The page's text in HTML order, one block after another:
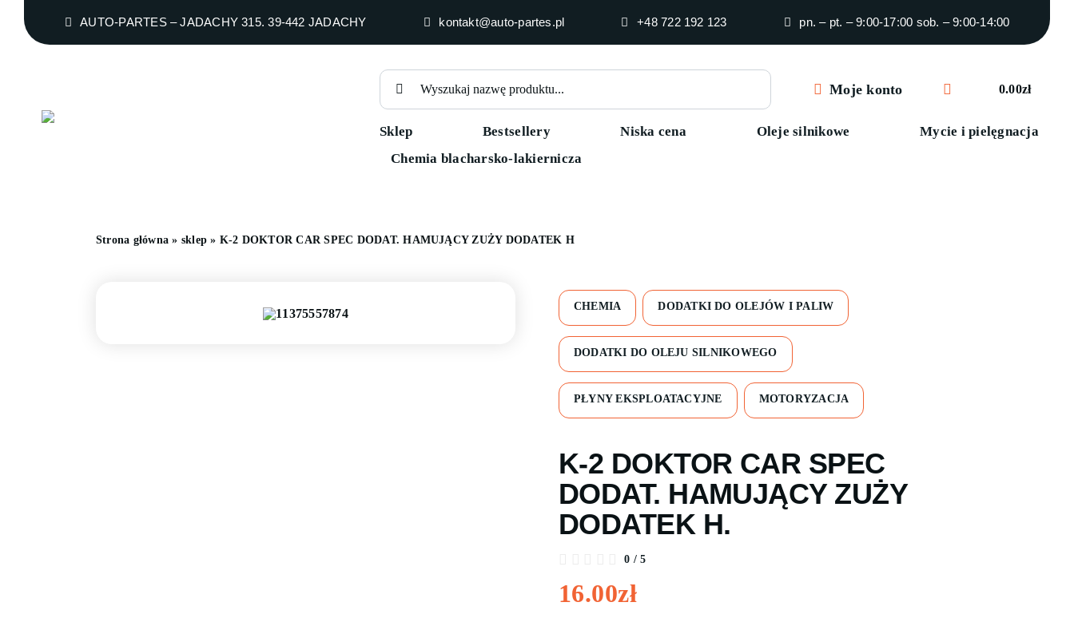
AUTO-PARTES – JADACHY 315. 39-442 JADACHY kontakt@auto-partes.pl +48 722 192 123 pn. – pt. – 9:00-17:00 sob. – 9:00-14:00
Szukaj
Moje konto 0.00zł
Sklep Bestsellery Niska cena Oleje silnikowe
Mycie i pielęgnacja
Chemia blacharsko-lakiernicza
Strona główna » sklep » K-2 DOKTOR CAR SPEC DODAT. HAMUJĄCY ZUŻY DODATEK H
CHEMIA DODATKI DO OLEJÓW I PALIW
DODATKI DO OLEJU SILNIKOWEGO
PŁYNY EKSPLOATACYJNE MOTORYZACJA
K-2 DOKTOR CAR SPEC
DODAT. HAMUJĄCY ZUŻY
DODATEK H.
0 /5
16.00zł